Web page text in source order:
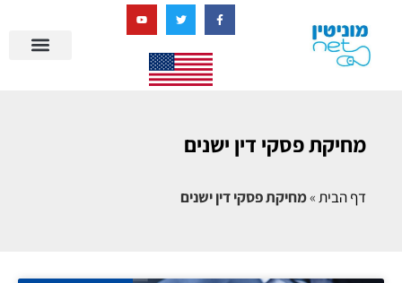
מחיקת פסקי דין ישנים
דף הבית»מחיקת פסקי דין ישנים